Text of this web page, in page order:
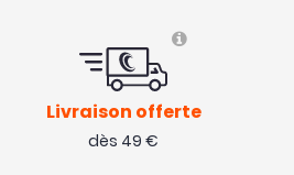
Livraison offerte
dès 49 €